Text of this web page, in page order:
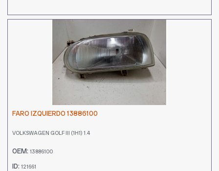
FARO IZQUIERDO 13886100
VOLKSWAGEN GOLF III (1H1) 1.4
OEM: 13886100
ID: 121661